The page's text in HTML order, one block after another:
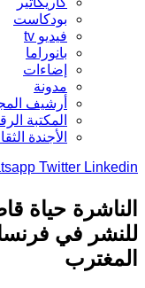
بودكاست
فيديو tv
بانوراما
إضاءات
مدونة
أرشيف المجلة
المكتبة الرقمية
الأجندة الثقافية
Whatsapp Twitter
حياة
في فرنسا